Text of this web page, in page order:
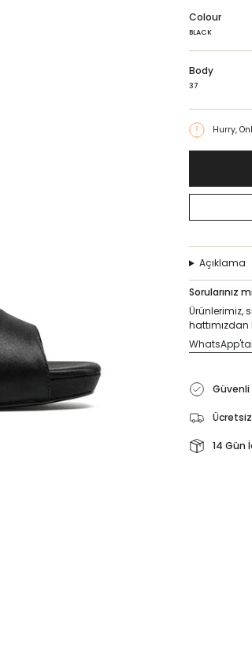
Colour
BLACK
Body
37
Hurry,
Açıklama
Sorularınız
Ürünlerimiz,
14 Gün